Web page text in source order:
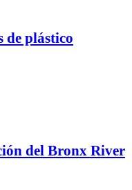
de plástico
del Bronx River